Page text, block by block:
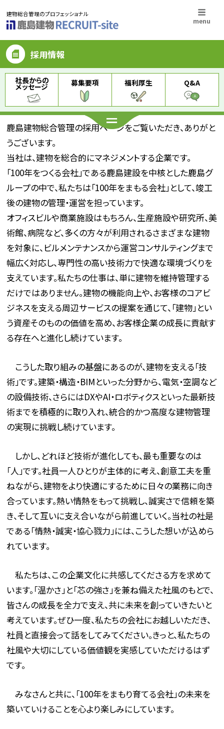
建物総合管理のプロフェッショナル
採用情報
社長からの
メッセージ 募集要項 福利厚生 Q&A
社長からのメッセージ
鹿島建物総合管理の採用ページをご覧いただき、ありがと
うございます。
当社は、建物を総合的にマネジメントする企業です。
「100年をつくる会社」である鹿島建設を中核とした鹿島グ
ループの中で、私たちは「100年をまもる会社」として、竣工
後の建物の管理・運営を担っています。
オフィスビルや商業施設はもちろん、生産施設や研究所、美
術館、病院など、多くの方々が利用されるさまざまな建物
を対象に、ビルメンテナンスから運営コンサルティングまで
幅広く対応し、専門性の高い技術力で快適な環境づくりを
支えています。私たちの仕事は、単に建物を維持管理する
だけではありません。建物の機能向上や、お客様のコアビ
ジネスを支える周辺サービスの提案を通じて、「建物」とい
う資産そのものの価値を高め、お客様企業の成長に貢献す
る存在へと進化し続けています。
こうした取り組みの基盤にあるのが、建物を支える「技
術」です。建築・構造・BIMといった分野から、電気・空調など
の設備技術、さらにはDXやAI・ロボティクスといった最新技
術までを積極的に取り入れ、統合的かつ高度な建物管理
の実現に挑戦し続けています。
しかし、どれほど技術が進化しても、最も重要なのは
「人」です。社員一人ひとりが主体的に考え、創意工夫を重
ねながら、建物をより快適にするために日々の業務に向き
合っています。熱い情熱をもって挑戦し、誠実さで信頼を築
き、そして互いに支え合いながら前進していく。当社の社是
である「情熱・誠実・協心戮力」には、こうした想いが込めら
れています。
私たちは、この企業文化に共感してくださる方を求めて
います。「温かさ」と「芯の強さ」を兼ね備えた社風のもとで、
皆さんの成長を全力で支え、共に未来を創っていきたいと
考えています。ぜひ一度、私たちの会社にお越しいただき、
社員と直接会って話をしてみてください。きっと、私たちの
社風や大切にしている価値観を実感していただけるはず
です。
みなさんと共に、「100年をまもり育てる会社」の未来を
築いていけることを心より楽しみにしています。